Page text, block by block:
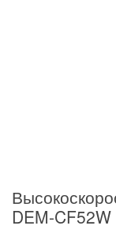
DEM-CF52W